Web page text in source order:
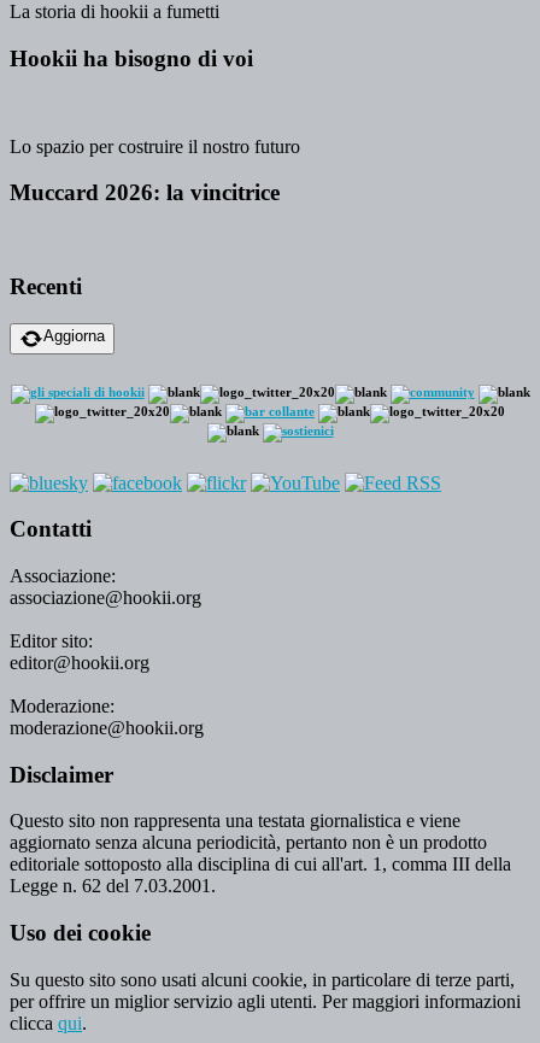
La storia di hookii a fumetti
Hookii ha bisogno di voi
Lo spazio per costruire il nostro futuro
Muccard 2026: la vincitrice
Recenti
Aggiorna
Contatti
Associazione:
associazione@hookii.org
Editor sito:
editor@hookii.org
Moderazione:
moderazione@hookii.org
Disclaimer
Questo sito non rappresenta una testata giornalistica e viene
aggiornato senza alcuna periodicità, pertanto non è un prodotto
editoriale sottoposto alla disciplina di cui all'art. 1, comma III della
Legge n. 62 del 7.03.2001.
Uso dei cookie
Su questo sito sono usati alcuni cookie, in particolare di terze parti,
per offrire un miglior servizio agli utenti. Per maggiori informazioni
clicca qui.